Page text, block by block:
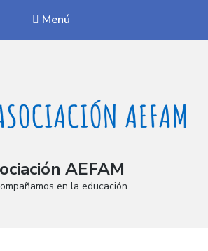
Menú
AEFAM
en la educación